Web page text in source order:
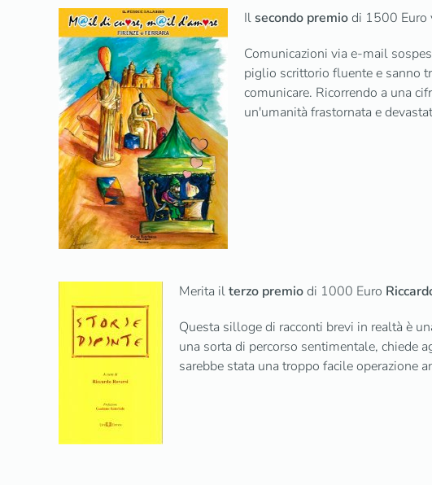
Il secondo premiodi 1500 Euro
Comunicazioni via e-mail
piglio scrittorio fluente e sanno
comunicare. Ricorrendo a una
un'umanità frastornata e
Merita ilterzo premiodi 1000 Euro
Questa silloge di racconti brevi in realtà è
una sorta di percorso sentimentale, chiede
sarebbe stata una troppo facile operazione